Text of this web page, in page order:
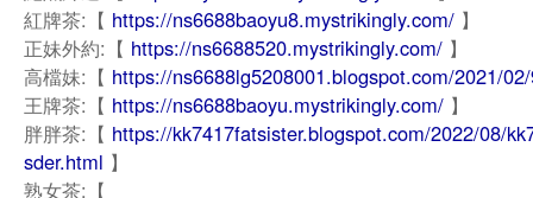
紅牌茶:【 https://ns6688baoyu8.mystrikingly.com/ 】
正妹外約:【 https://ns6688520.mystrikingly.com/ 】
高檔妹:【 https://ns6688lg5208001.blogspot.com/2021/
王牌茶:【 https://ns6688baoyu.mystrikingly.com/ 】
胖胖茶:【 https://kk7417fatsister.blogspot.com/2022/08/
sder.html 】
熟女茶:【